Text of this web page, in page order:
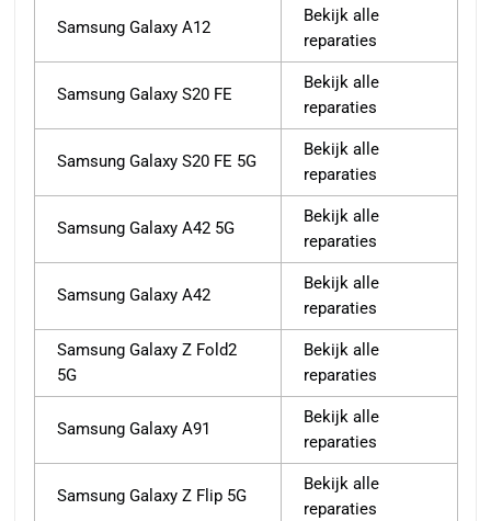
Samsung Galaxy A12
Bekijk alle
reparaties
Samsung Galaxy S20 FE
Bekijk alle
reparaties
Samsung Galaxy S20 FE 5G
Bekijk alle
reparaties
Samsung Galaxy A42 5G
Bekijk alle
reparaties
Samsung Galaxy A42
Bekijk alle
reparaties
Samsung Galaxy Z Fold2
5G
Bekijk alle
reparaties
Samsung Galaxy A91
Bekijk alle
reparaties
Samsung Galaxy Z Flip 5G
Bekijk alle
reparaties